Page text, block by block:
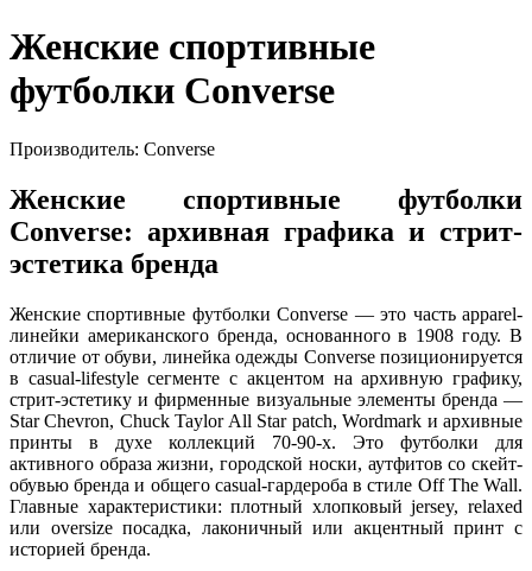
Женские спортивные
футболки Converse
Производитель: Converse
Женские спортивные футболки
Converse: архивная графика и стрит-
эстетика бренда
Женские спортивные футболки Converse — это часть apparel-
линейки американского бренда, основанного в 1908 году. В
отличие от обуви, линейка одежды Converse позиционируется
в casual-lifestyle сегменте с акцентом на архивную графику,
стрит-эстетику и фирменные визуальные элементы бренда —
Star Chevron, Chuck Taylor All Star patch, Wordmark и архивные
принты в духе коллекций 70-90-х. Это футболки для
активного образа жизни, городской носки, аутфитов со скейт-
обувью бренда и общего casual-гардероба в стиле Off The Wall.
Главные характеристики: плотный хлопковый jersey, relaxed
или oversize посадка, лаконичный или акцентный принт с
историей бренда.